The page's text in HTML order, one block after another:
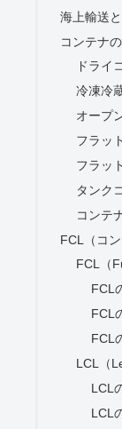
海上輸送
コンテナ
ドライ
冷凍冷
オープ
フラッ
フラッ
タンク
コンテ
FCL（コ
FCL（
FCL
FCL
FCL
LCL（
LCL
LCL